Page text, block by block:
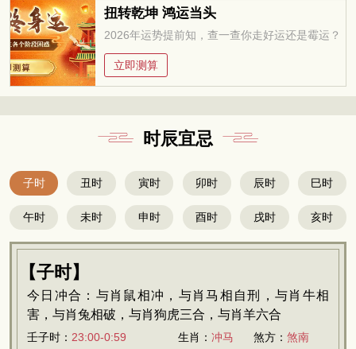
扭转乾坤 鸿运当头
2026年运势提前知，查一查你走好运还是霉运？
立即测算
时辰宜忌
子时 丑时 寅时 卯时 辰时 巳时
午时 未时 申时 酉时 戌时 亥时
【子时】
今日冲合：与肖鼠相冲，与肖马相自刑，与肖牛相
害，与肖兔相破，与肖狗虎三合，与肖羊六合
壬子时： 23:00-0:59 生肖： 冲马 煞方： 煞南